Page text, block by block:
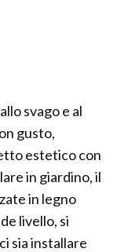
svago e al
gusto,
estetico con
in giardino, il
in legno
livello, si
sia installare